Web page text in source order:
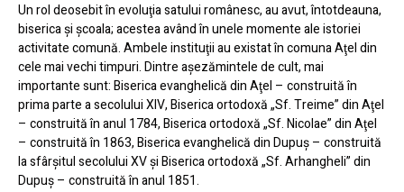
Un rol deosebit în evoluţia satului românesc, au avut, întotdeauna,
biserica şi şcoala; acestea având în unele momente ale istoriei
activitate comună. Ambele instituţii au existat în comuna Aţel din
cele mai vechi timpuri. Dintre aşezămintele de cult, mai
importante sunt: Biserica evanghelică din Aţel – construită în
prima parte a secolului XIV, Biserica ortodoxă „Sf. Treime” din Aţel
– construită în anul 1784, Biserica ortodoxă „Sf. Nicolae” din Aţel
– construită în 1863, Biserica evanghelică din Dupuş – construită
la sfârşitul secolului XV şi Biserica ortodoxă „Sf. Arhangheli” din
Dupuş – construită în anul 1851.